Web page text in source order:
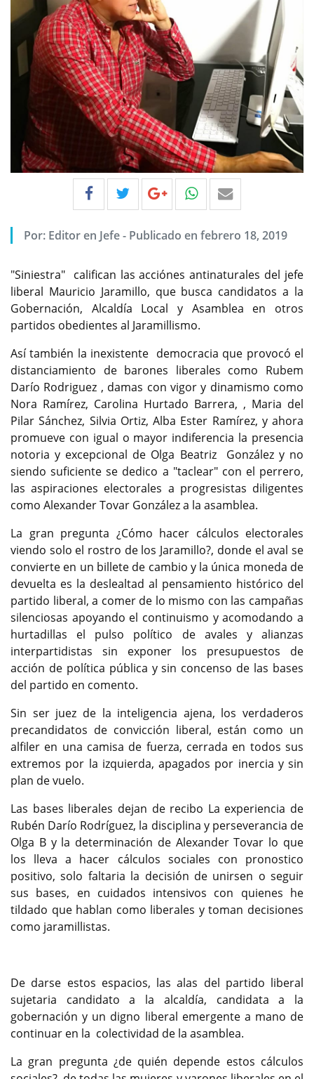
Por: Editor en Jefe- Publicado en febrero 18, 2019
"Siniestra" califican las acciónes antinaturales del jefe
liberal Mauricio Jaramillo, que busca candidatos a la
Gobernación, Alcaldía Local y Asamblea en otros
partidos obedientes al Jaramillismo.
Así también la inexistente democracia que provocó el
distanciamiento de barones liberales como Rubem
Darío Rodriguez , damas con vigor y dinamismo como
Nora Ramírez, Carolina Hurtado Barrera, , Maria del
Pilar Sánchez, Silvia Ortiz, Alba Ester Ramírez, y ahora
promueve con igual o mayor indiferencia la presencia
notoria y excepcional de Olga Beatriz González y no
siendo suficiente se dedico a "taclear" con el perrero,
las aspiraciones electorales a progresistas diligentes
como Alexander Tovar González a la asamblea.
La gran pregunta ¿Cómo hacer cálculos electorales
viendo solo el rostro de los Jaramillo?, donde el aval se
convierte en un billete de cambio y la única moneda de
devuelta es la deslealtad al pensamiento histórico del
partido liberal, a comer de lo mismo con las campañas
silenciosas apoyando el continuismo y acomodando a
hurtadillas el pulso político de avales y alianzas
interpartidistas sin exponer los presupuestos de
acción de política pública y sin concenso de las bases
del partido en comento.
Sin ser juez de la inteligencia ajena, los verdaderos
precandidatos de convicción liberal, están como un
alfiler en una camisa de fuerza, cerrada en todos sus
extremos por la izquierda, apagados por inercia y sin
plan de vuelo.
Las bases liberales dejan de recibo La experiencia de
Rubén Darío Rodríguez, la disciplina y perseverancia de
Olga B y la determinación de Alexander Tovar lo que
los lleva a hacer cálculos sociales con pronostico
positivo, solo faltaria la decisión de unirsen o seguir
sus bases, en cuidados intensivos con quienes he
tildado que hablan como liberales y toman decisiones
como jaramillistas.
De darse estos espacios, las alas del partido liberal
sujetaria candidato a la alcaldía, candidata a la
gobernación y un digno liberal emergente a mano de
continuar en la colectividad de la asamblea.
La gran pregunta ¿de quién depende estos cálculos